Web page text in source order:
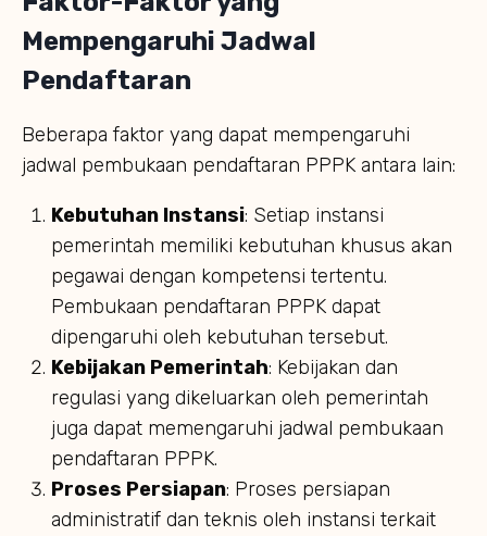
Mempengaruhi Jadwal
Pendaftaran
Beberapa faktor yang dapat mempengaruhi
jadwal pembukaan pendaftaran PPPK antara lain:
Kebutuhan Instansi: Setiap instansi
pemerintah memiliki kebutuhan khusus akan
pegawai dengan kompetensi tertentu.
Pembukaan pendaftaran PPPK dapat
dipengaruhi oleh kebutuhan tersebut.
Kebijakan Pemerintah: Kebijakan dan
regulasi yang dikeluarkan oleh pemerintah
juga dapat memengaruhi jadwal pembukaan
pendaftaran PPPK.
Proses Persiapan: Proses persiapan
administratif dan teknis oleh instansi terkait